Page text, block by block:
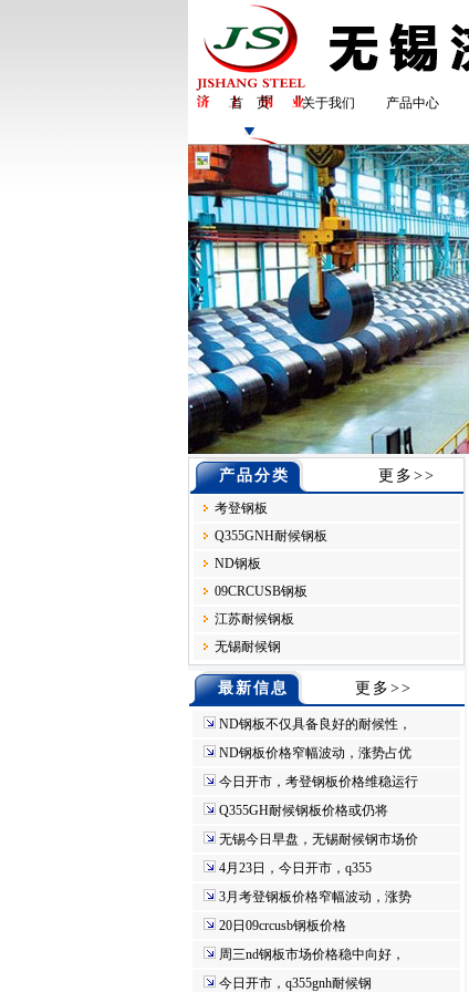
首 页 关于我们 产品中心
产品分类 更多>>
考登钢板
Q355GNH耐候钢板
ND钢板
09CRCUSB钢板
江苏耐候钢板
无锡耐候钢
最新信息 更多>>
ND钢板不仅具备良好的耐候性，
ND钢板价格窄幅波动，涨势占优
今日开市，考登钢板价格维稳运行
Q355GH耐候钢板价格或仍将
无锡今日早盘，无锡耐候钢市场价
4月23日，今日开市，q355
3月考登钢板价格窄幅波动，涨势
20日09crcusb钢板价格
周三nd钢板市场价格稳中向好，
今日开市，q355gnh耐候钢